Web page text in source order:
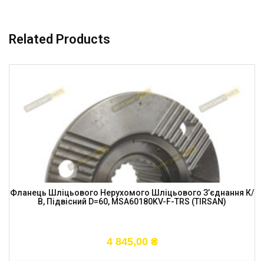
Related Products
Фланець Шліцьового Нерухомого Шліцьового З’єднання К/
В, Підвісний D=60, MSA60180KV-F-TRS (TIRSAN)
4 845,00 ₴